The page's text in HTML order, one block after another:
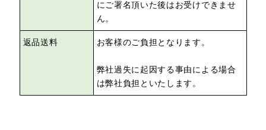
にご署名頂いた後はお受けできませ
ん。
返品送料 お客様のご負担となります。
弊社過失に起因する事由による場合
は弊社負担といたします。